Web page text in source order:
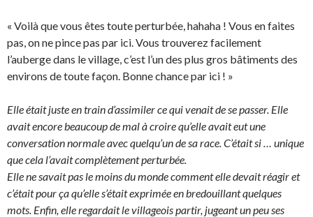
« Voilà que vous êtes toute perturbée, hahaha ! Vous en faites
pas, on ne pince pas par ici. Vous trouverez facilement
l’auberge dans le village, c’est l’un des plus gros bâtiments des
environs de toute façon. Bonne chance par ici ! »
Elle était juste en train d’assimiler ce qui venait de se passer. Elle
avait encore beaucoup de mal à croire qu’elle avait eut une
conversation normale avec quelqu’un de sa race. C’était si … unique
que cela l’avait complètement perturbée.
Elle ne savait pas le moins du monde comment elle devait réagir et
c’était pour ça qu’elle s’était exprimée en bredouillant quelques
mots. Enfin, elle regardait le villageois partir, jugeant un peu ses